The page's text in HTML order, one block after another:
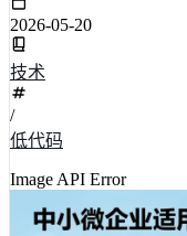
2026-05-20
技术
/
低代码
Image API Error